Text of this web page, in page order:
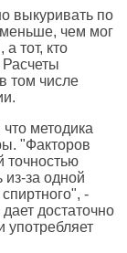
выкуривать по
чем мог
тот, кто
Расчеты
том числе
методика
"Факторов
точностью
за одной
-
достаточно
употребляет